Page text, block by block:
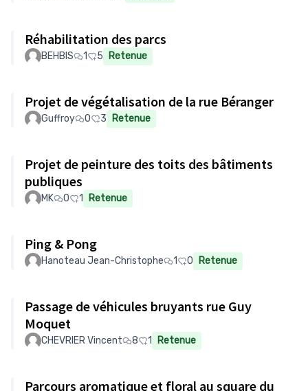
Réhabilitation des parcs
BEHBIS 1 5 Retenue
Projet de végétalisation de la rue Béranger
Guffroy 0 3 Retenue
Projet de peinture des toits des bâtiments
publiques
MK 0 1 Retenue
Ping & Pong
Hanoteau Jean-Christophe 1 0 Retenue
Passage de véhicules bruyants rue Guy
Moquet
CHEVRIER Vincent 8 1 Retenue
Parcours aromatique et floral au square du